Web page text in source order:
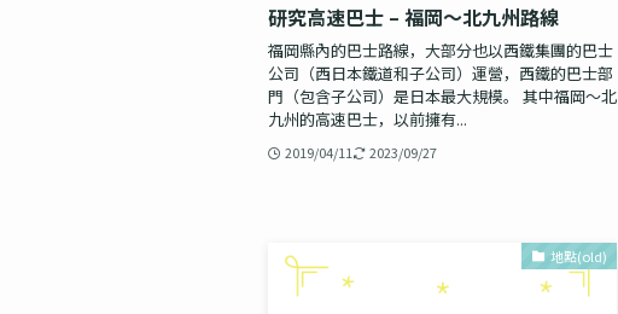
研究高速巴士 – 福岡〜北九州路線
福岡縣內的巴士路線，大部分也以西鐵集團的巴士
公司（西日本鐵道和子公司）運營，西鐵的巴士部
門（包含子公司）是日本最大規模。 其中福岡〜北
九州的高速巴士，以前擁有...
2019/04/11 2023/09/27
地點(old)